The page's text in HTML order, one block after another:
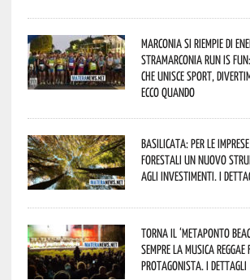
Marconia si riempie di
StraMarconia Run is
che unisce sport,
Ecco quando
Basilicata: per le
forestali un nuovo
agli investimenti. I
Torna il ‘Metaponto
sempre la musica
protagonista. I dettagli